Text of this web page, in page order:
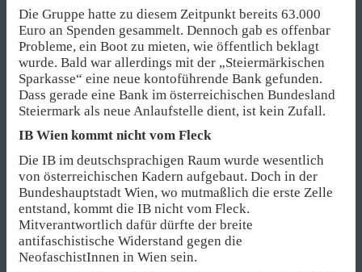
Die Gruppe hatte zu diesem Zeitpunkt bereits 63.000
Euro an Spenden gesammelt. Dennoch gab es offenbar
Probleme, ein Boot zu mieten, wie öffentlich beklagt
wurde. Bald war allerdings mit der „Steiermärkischen
Sparkasse“ eine neue kontoführende Bank gefunden.
Dass gerade eine Bank im österreichischen Bundesland
Steiermark als neue Anlaufstelle dient, ist kein Zufall.
IB Wien kommt nicht vom Fleck
Die IB im deutschsprachigen Raum wurde wesentlich
von österreichischen Kadern aufgebaut. Doch in der
Bundeshauptstadt Wien, wo mutmaßlich die erste Zelle
entstand, kommt die IB nicht vom Fleck.
Mitverantwortlich dafür dürfte der breite
antifaschistische Widerstand gegen die
NeofaschistInnen in Wien sein.